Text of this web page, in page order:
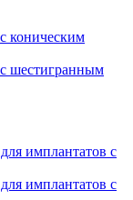
коническим
шестигранным
имплантатов с
имплантатов с